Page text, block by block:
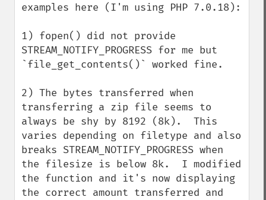
examples here (I'm using PHP 7.0.18):
1) fopen() did not provide
STREAM_NOTIFY_PROGRESS for me but
`file_get_contents()` worked fine.
2) The bytes transferred when
transferring a zip file seems to
always be shy by 8192 (8k).  This
varies depending on filetype and also
breaks STREAM_NOTIFY_PROGRESS when
the filesize is below 8k.  I modified
the function and it's now displaying
the correct amount transferred and